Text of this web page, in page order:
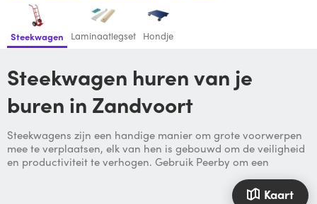
Steekwagen Laminaatlegset Hondje
Steekwagen huren van je
buren in Zandvoort
Steekwagens zijn een handige manier om grote voorwerpen
mee te verplaatsen, elk van hen is gebouwd om de veiligheid
en productiviteit te verhogen. Gebruik Peerby om een
Kaart